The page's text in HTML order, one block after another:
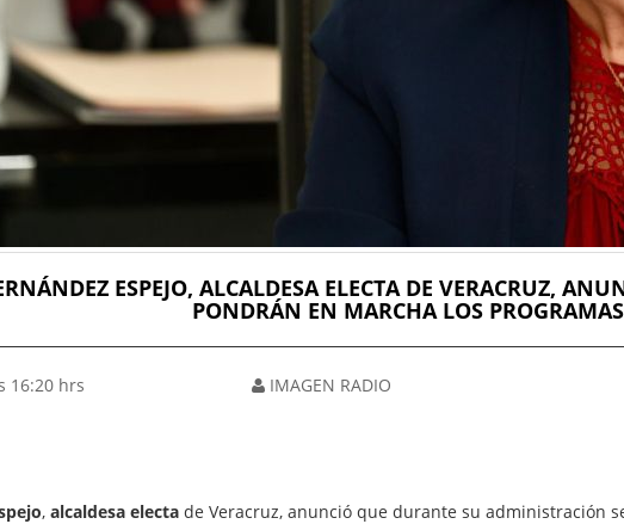
ESPEJO, ALCALDESA ELECTA DE VERACRUZ,
PONDRÁN EN MARCHA LOS
16:20 hrs IMAGEN RADIO
, alcaldesa electa de Veracruz, anunció que durante su administración